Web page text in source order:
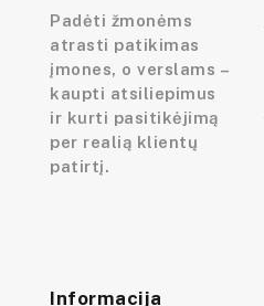
Padėti žmonėms
atrasti patikimas
įmones, o verslams –
kaupti atsiliepimus
ir kurti pasitikėjimą
per realią klientų
patirtį.
Informacija